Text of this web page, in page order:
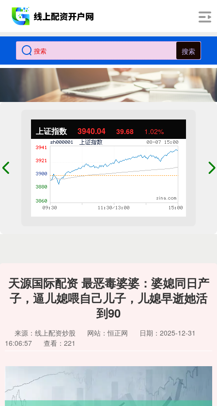
搜索
上证指数 3940.04 39.68 1.02%
天源国际配资 最恶毒婆婆：婆媳同日产
子，逼儿媳喂自己儿子，儿媳早逝她活
到90
来源：线上配资炒股 网站：恒正网
日期：2025-12-31
16:06:57
查看：221